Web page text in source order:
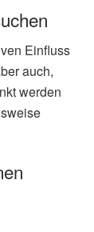
Einfluss
auch,
werden